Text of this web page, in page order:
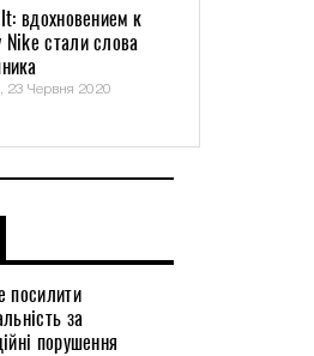
вдохновением к
Nike стали слова
23 Червня 2020
посилити
за
порушення